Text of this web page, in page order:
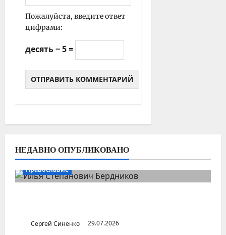
Пожалуйста, введите ответ
цифрами:
десять − 5 =
НЕДАВНО ОПУБЛИКОВАНО
Православие
Сергей Синенко
29.07.2026